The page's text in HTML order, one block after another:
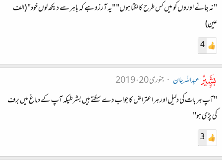
"نہ جانے اوروں کو میں کس طرح کا لگتا ہوں" "یہ آرزو ہے کہ باہر سے دیکھ لوں خود" (الف
عین)
4
عبداللہ جان
جنوری 20، 2019
"آپ ہر بات کی دلیل اور ہر اعتراض کا جواب دے سکتے ہیں بشرطیکہ آپ کے دماغ میں برف
کی پڑی ہو"
3